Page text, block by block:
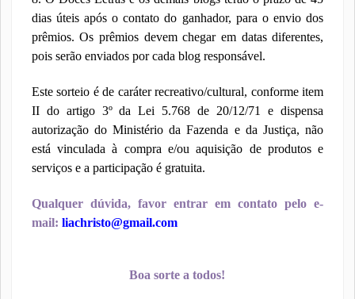
dias úteis após o contato do ganhador, para o envio dos
prêmios. Os prêmios devem chegar em datas diferentes,
pois serão enviados por cada blog responsável.
Este sorteio é de caráter recreativo/cultural, conforme item
II do artigo 3º da Lei 5.768 de 20/12/71 e dispensa
autorização do Ministério da Fazenda e da Justiça, não
está vinculada à compra e/ou aquisição de produtos e
serviços e a participação é gratuita.
Qualquer dúvida, favor entrar em contato pelo e-
mail: liachristo@gmail.com
Boa sorte a todos!